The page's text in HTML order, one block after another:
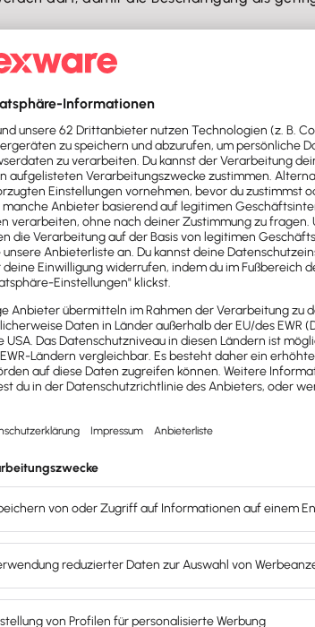
die Erhöhung des
pro Stunde undab dem 1. Januar 2027
ist, steigen auch die Minijob- und
etwa 602 Euro liegen und 2027 bei etwa
Verdienst von etwa 602 Euro bis 2.000
als Einzugs- und
von Sozialversicherungsbeiträgen. Die
und Pflegeversicherungsbeiträge ihrer
Arbeitgeber und Arbeitnehmer?
hinsichtlich der
von Bedeutung. Sie gewährleistet,